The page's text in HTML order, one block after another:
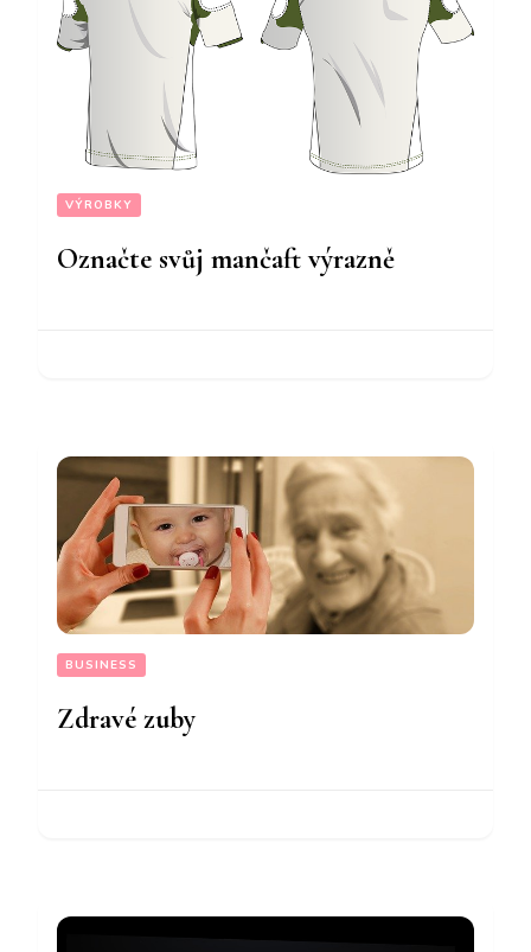
VÝROBKY
Označte svůj mančaft výrazně
BUSINESS
Zdravé zuby